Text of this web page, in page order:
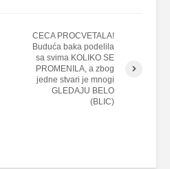
CECA PROCVETALA!
Buduća baka podelila
sa svima KOLIKO SE
PROMENILA, a zbog
jedne stvari je mnogi
GLEDAJU BELO
(BLIC)